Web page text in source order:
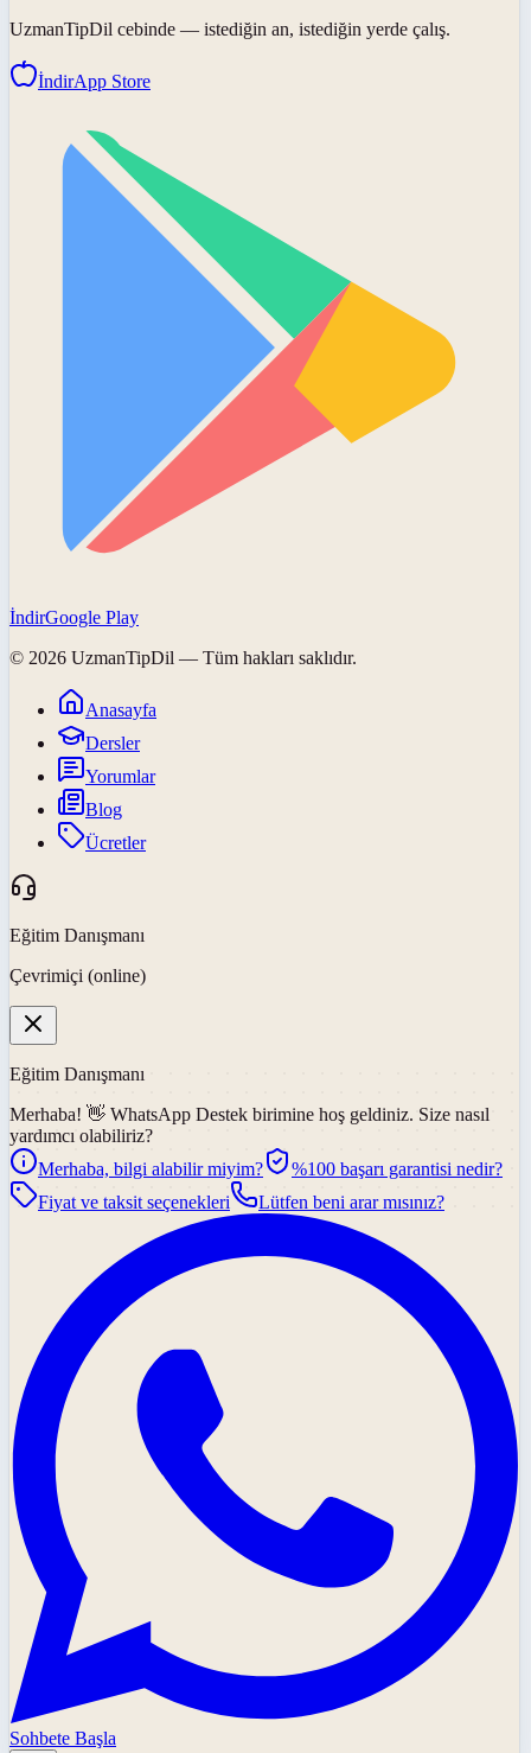
UzmanTipDil cebinde — istediğin an, istediğin yerde çalış.
İndirApp Store
İndirGoogle Play
© 2026 UzmanTipDil — Tüm hakları saklıdır.
Anasayfa
Dersler
Yorumlar
Blog
Ücretler
Eğitim Danışmanı
Çevrimiçi (online)
Eğitim Danışmanı
Merhaba! 👋 WhatsApp Destek birimine hoş geldiniz. Size nasıl
yardımcı olabiliriz?
Merhaba, bilgi alabilir miyim?
%100 başarı garantisi nedir?
Fiyat ve taksit seçenekleri
Lütfen beni arar mısınız?
Sohbete Başla